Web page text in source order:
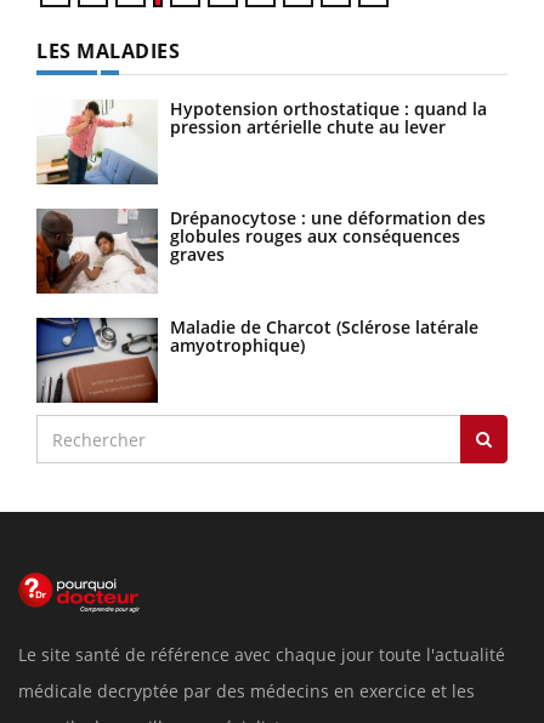
LES MALADIES
Hypotension orthostatique : quand la
pression artérielle chute au lever
Drépanocytose : une déformation des
globules rouges aux conséquences
graves
Maladie de Charcot (Sclérose latérale
amyotrophique)
Le site santé de référence avec chaque jour toute l'actualité
médicale decryptée par des médecins en exercice et les